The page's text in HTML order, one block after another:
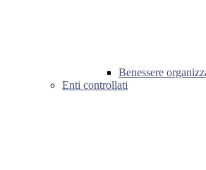
Benessere
Enti controllati